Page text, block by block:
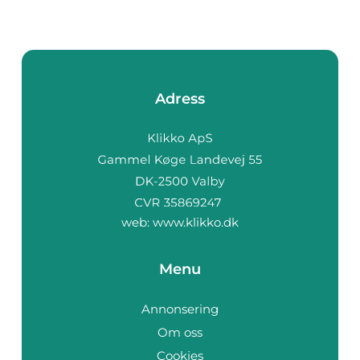
Adress
web: www.klikko.dk
Menu
Annonsering
Om oss
Cookies